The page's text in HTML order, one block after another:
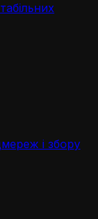
і збору